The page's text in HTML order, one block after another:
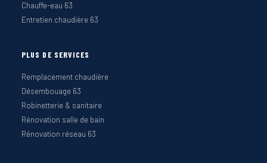
Chauffe-eau 63
Entretien chaudière 63
PLUS DE SERVICES
Remplacement chaudière
Désembouage 63
Robinetterie & sanitaire
Rénovation salle de bain
Rénovation réseau 63